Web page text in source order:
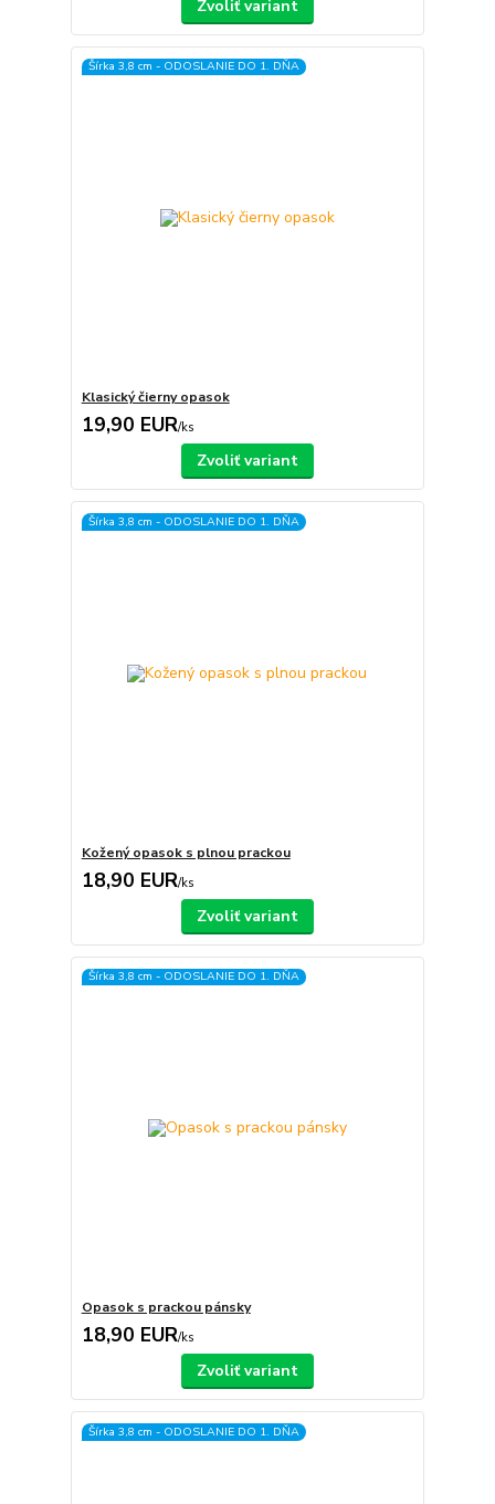
Zvoliť variant
Šírka 3,8 cm - ODOSLANIE DO 1. DŇA
Klasický čierny opasok
19,90 EUR/ks
Zvoliť variant
Šírka 3,8 cm - ODOSLANIE DO 1. DŇA
Kožený opasok s plnou prackou
18,90 EUR/ks
Zvoliť variant
Šírka 3,8 cm - ODOSLANIE DO 1. DŇA
Opasok s prackou pánsky
18,90 EUR/ks
Zvoliť variant
Šírka 3,8 cm - ODOSLANIE DO 1. DŇA